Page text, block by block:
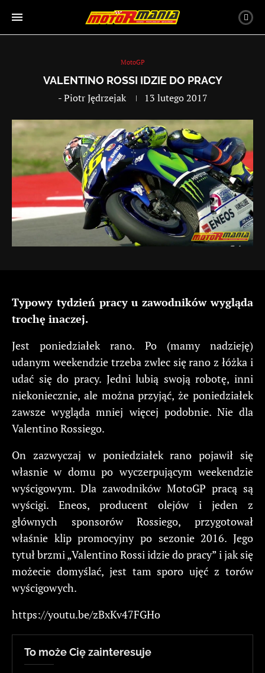
MotoGP
VALENTINO ROSSI IDZIE DO PRACY
-Piotr Jędrzejak 13 lutego 2017
Typowy tydzień pracy u zawodników wygląda
trochę inaczej.
Jest poniedziałek rano. Po (mamy nadzieję)
udanym weekendzie trzeba zwlec się rano z łóżka i
udać się do pracy. Jedni lubią swoją robotę, inni
niekoniecznie, ale można przyjąć, że poniedziałek
zawsze wygląda mniej więcej podobnie. Nie dla
Valentino Rossiego.
On zazwyczaj w poniedziałek rano pojawił się
własnie w domu po wyczerpującym weekendzie
wyścigowym. Dla zawodników MotoGP pracą są
wyścigi. Eneos, producent olejów i jeden z
głównych sponsorów Rossiego, przygotował
właśnie klip promocyjny po sezonie 2016. Jego
tytuł brzmi „Valentino Rossi idzie do pracy” i jak się
możecie domyślać, jest tam sporo ujęć z torów
wyścigowych.
https://youtu.be/zBxKv47FGHo
To może Cię zainteresuje